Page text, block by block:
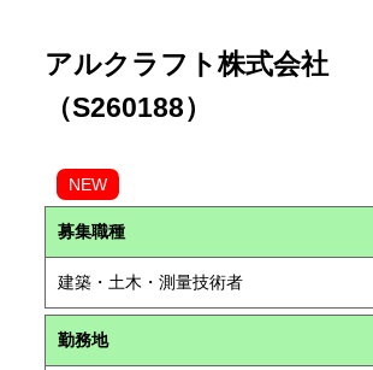
アルクラフト株式会社
（S260188）
NEW
募集職種
建築・土木・測量技術者
勤務地